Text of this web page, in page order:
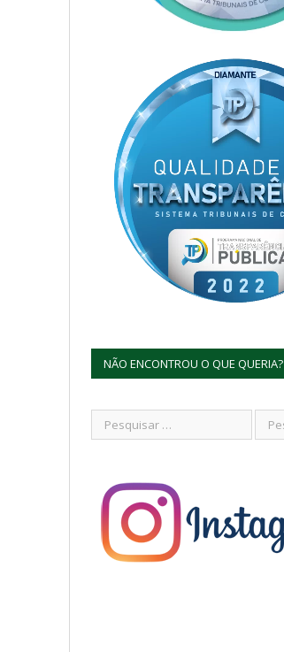
NÃO ENCONTROU O QUE QUERIA?